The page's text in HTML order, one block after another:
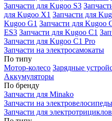
Запчасти для Kugoo S3
для Kugoo X1 Запчасти для
Kugoo G1 Запчасти для Kugoo
ES3 Запчасти для Kugoo C1
Запчасти для Kugoo C1 Pro
Запчасти на электросамокаты
По типу
Мотор-колесо Зарядные
Аккумуляторы
По бренду
Запчасти для Minako
Запчасти на электровелосипеды
Запчасти для электротрициклов